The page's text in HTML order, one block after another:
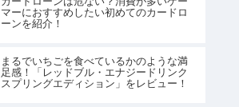
マーにおすすめしたい初めてのカードロ
ーンを紹介！
まるでいちごを食べているかのような満
足感！「レッドブル・エナジードリンク
スプリングエディション」をレビュー！